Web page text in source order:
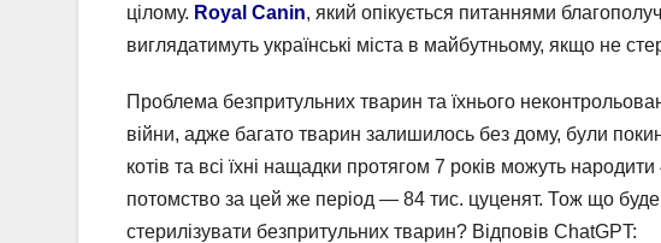
цілому. Royal Canin, який опікується питаннями
виглядатимуть українські міста в майбутньому, якщо не
Проблема безпритульних тварин та їхнього
війни, адже багато тварин залишилось без дому, були
котів та всі їхні нащадки протягом 7 років можуть
потомство за цей же період — 84 тис. цуценят. Тож що
стерилізувати безпритульних тварин? Відповів ChatGPT: